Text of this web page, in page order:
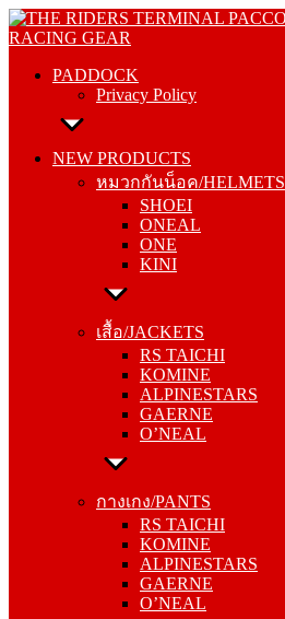
Skip
to
PADDOCK
Privacy Policy
NEW PRODUCTS
หมวกกันน็อค/HELMETS
SHOEI
ONEAL
ONE
KINI
เสื้อ/JACKETS
RS TAICHI
KOMINE
ALPINESTARS
GAERNE
O’NEAL
กางเกง/PANTS
RS TAICHI
KOMINE
ALPINESTARS
GAERNE
O’NEAL
PADDOCK
NEW PRODUCTS
SHOEI
ONEAL
ONE
KINI
เสื้อ/JACKETS
KOMINE
ALPINESTARS
GAERNE
O’NEAL
กางเกง/PANTS
KOMINE
ALPINESTARS
GAERNE
O’NEAL